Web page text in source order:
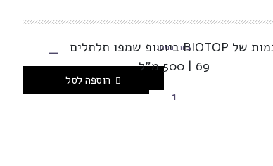
כמות של BIOTOP ביוטופ שמפו תלתלים
69 | 500 מ"ל
בחרו כמות -
הוספה לסל